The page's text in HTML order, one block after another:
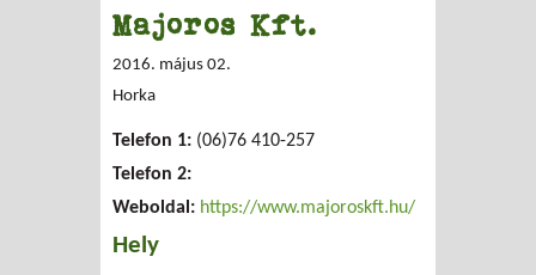
Majoros Kft.
2016. május 02.
Horka
Telefon 1: (06)76 410-257
Telefon 2:
Weboldal: https://www.majoroskft.hu/
Hely